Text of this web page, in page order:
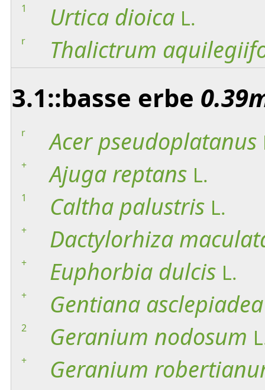
1 Urtica dioica L.
r Thalictrum
3.1::basse erbe
r Acer pseudoplatanus
+ Ajuga reptans L.
1 Caltha palustris L.
+ Dactylorhiza
+ Euphorbia dulcis L.
+ Gentiana asclepiadea
2 Geranium nodosum
+ Geranium